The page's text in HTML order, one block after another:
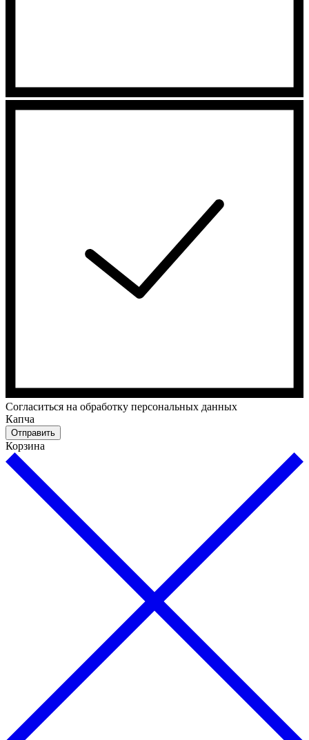
Cогласиться на обработку персональных данных
Капча
Отправить
Корзина